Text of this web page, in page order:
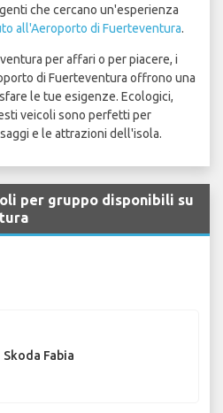
che cercano un'esperienza
all'Aeroporto di Fuerteventura.
per affari o per piacere, i
di Fuerteventura offrono una
le tue esigenze. Ecologici,
veicoli sono perfetti per
e le attrazioni dell'isola.
per gruppo disponibili su
Skoda Fabia